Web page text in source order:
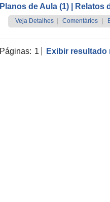
Planos de Aula (1)
| Relatos
Veja Detalhes Comentários
Páginas: 1 Exibir resultado